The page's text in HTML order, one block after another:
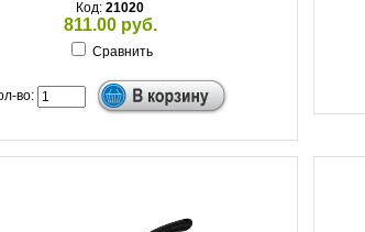
Код: 21020
811.00 руб.
Сравнить
во: